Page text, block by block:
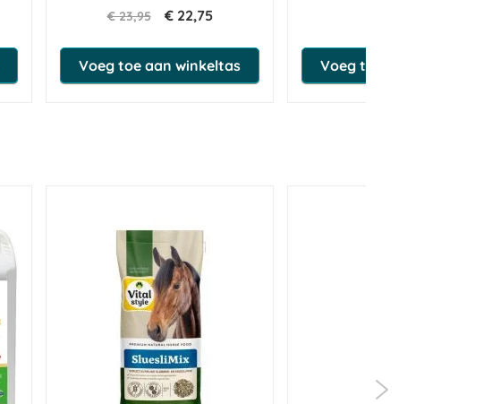
€ 23,95 € 22,75
Voeg toe aan winkeltas Voeg toe aan winkeltas